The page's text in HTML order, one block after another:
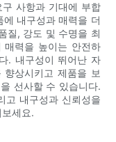
사항과 기대에 부합
내구성과 매력을 더
질, 강도 및 수명을 최
매력을 높이는 안전하
. 내구성이 뛰어난 자
향상시키고 제품을 보
선사할 수 있습니다.
고 내구성과 신뢰성을
세요.